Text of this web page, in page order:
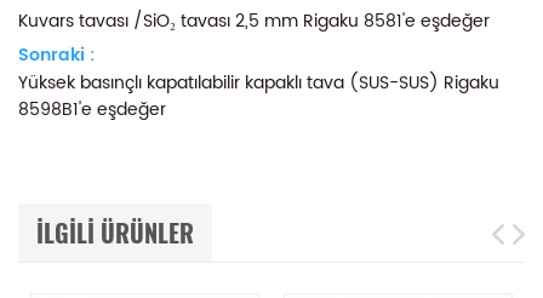
Kuvars tavası /SiO₂ tavası 2,5 mm Rigaku 8581'e eşdeğer
Sonraki :
Yüksek basınçlı kapatılabilir kapaklı tava (SUS-SUS) Rigaku
8598B1'e eşdeğer
ILGILI ÜRÜNLER